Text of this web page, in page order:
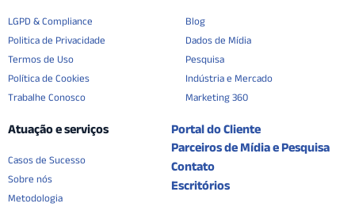
LGPD & Compliance
Politica de Privacidade
Termos de Uso
Política de Cookies
Trabalhe Conosco
Blog
Dados de Mídia
Pesquisa
Indústria e Mercado
Marketing 360
Atuação e serviços
Casos de Sucesso
Sobre nós
Metodologia
Portal do Cliente
Parceiros de Mídia e Pesquisa
Contato
Escritórios